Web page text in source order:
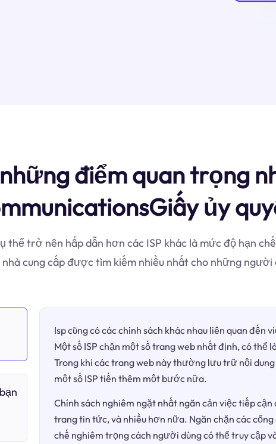
điểm quan trọng
ủy
thể trở nên hấp dẫn hơn các ISP khác là mức độ hạn
cung cấp được tìm kiếm nhiều nhất cho những người
Isp cũng có các chính sách khác nhau liên quan
Một số ISP chặn một số trang web nhất định, có
Trong khi các trang web này thường lưu trữ nội
một số ISP tiến thêm một bước nữa.
Chính sách nghiêm ngặt nhất ngăn cản việc tiếp
trang tin tức, và nhiều hơn nữa. Ngăn chặn các
chế nghiêm trọng cách người dùng có thể truy cập